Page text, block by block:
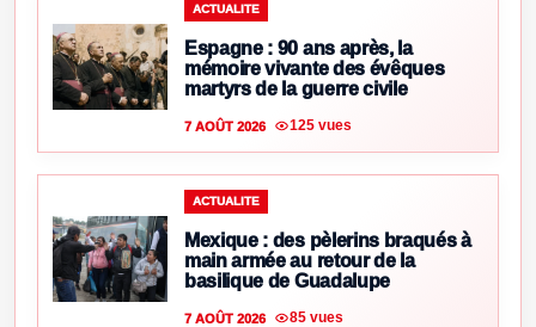
ACTUALITE
Espagne : 90 ans après, la
mémoire vivante des évêques
martyrs de la guerre civile
7 AOÛT 2026 125 vues
ACTUALITE
Mexique : des pèlerins braqués à
main armée au retour de la
basilique de Guadalupe
7 AOÛT 2026 85 vues